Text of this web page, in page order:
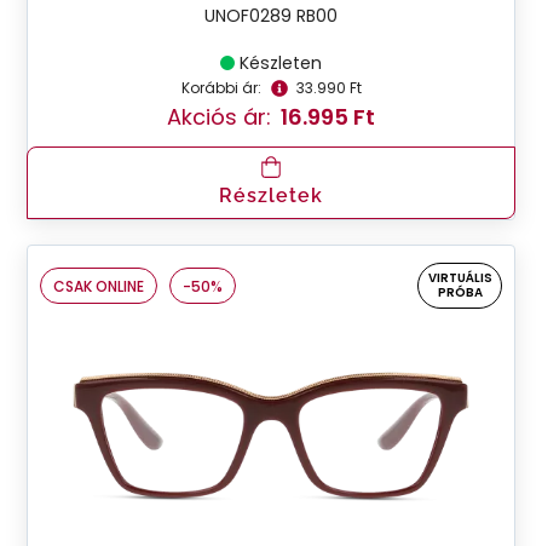
UNOF0289 RB00
Készleten
Korábbi ár: 33.990 Ft
Akciós ár: 16.995 Ft
Részletek
CSAK ONLINE -50%
VIRTUÁLIS
PRÓBA